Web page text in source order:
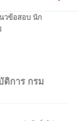
วข้อสอบ นัก
การ กรม